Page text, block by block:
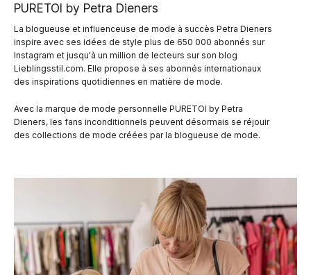
PURETOI by Petra Dieners
La blogueuse et influenceuse de mode à succès Petra Dieners
inspire avec ses idées de style plus de 650 000 abonnés sur
Instagram et jusqu'à un million de lecteurs sur son blog
Lieblingsstil.com. Elle propose à ses abonnés internationaux
des inspirations quotidiennes en matière de mode.
Avec la marque de mode personnelle PURETOI by Petra
Dieners, les fans inconditionnels peuvent désormais se réjouir
des collections de mode créées par la blogueuse de mode.